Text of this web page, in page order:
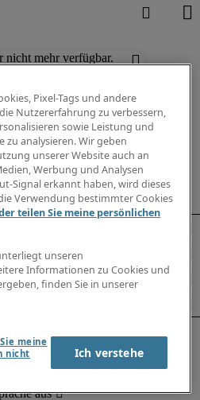
nicht mehr verfügbar.
Pixel-Tags und andere
Nutzererfahrung zu verbessern,
sowie Leistung und
zu analysieren. Wir geben
unserer Website auch an
Werbung und Analysen
Signal erkannt haben, wird dieses
Verwendung bestimmter Cookies
teilen Sie meine persönlichen
unseren
Informationen zu Cookies und
finden Sie in unserer
meine
nicht
Ich verstehe